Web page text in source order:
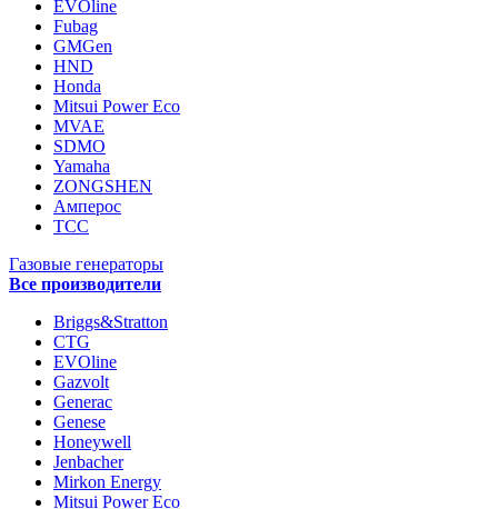
EVOline
Fubag
GMGen
HND
Honda
Mitsui Power Eco
MVAE
SDMO
Yamaha
ZONGSHEN
Амперос
ТСС
Газовые генераторы
Все производители
Briggs&Stratton
CTG
EVOline
Gazvolt
Generac
Genese
Honeywell
Jenbacher
Mirkon Energy
Mitsui Power Eco